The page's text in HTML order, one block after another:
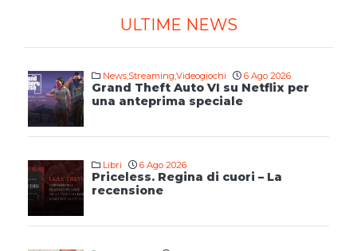
ULTIME NEWS
News,Streaming,Videogiochi 6 Ago 2026
Grand Theft Auto VI su Netflix per
una anteprima speciale
Libri 6 Ago 2026
Priceless. Regina di cuori – La
recensione